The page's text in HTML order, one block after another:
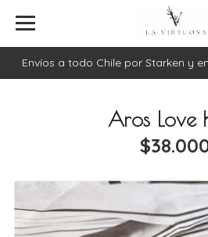
Envíos a todo Chile por Starken y
Aros Love